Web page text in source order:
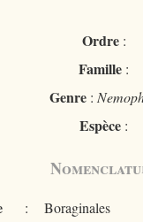
Ordre:
Famille :
Genre:
Espèce :
: Boraginales